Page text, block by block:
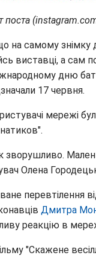
поста
на самому знімку
виставці, а сам
дню
17 червня.
мережі
зворушливо.
Олена
перевтілення
Дмитра
реакцію в
"Скажене